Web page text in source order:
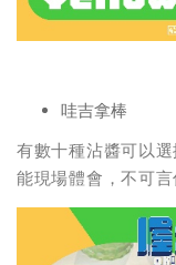
哇吉拿棒
有數十種沾醬可以
能現場體會，不可言